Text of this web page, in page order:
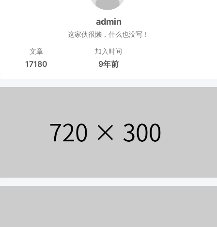
admin
这家伙很懒，什么也没写！
文章
17180
加入时间
9年前